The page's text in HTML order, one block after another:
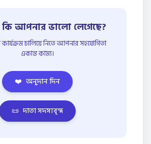
কি আপনার ভালো লেগেছে?
চালিয়ে নিতে আপনার সহযোগিতা
একান্ত কাম্য।
❤️ অনুদান দিন
📜 দাতা সদস্যবৃন্দ